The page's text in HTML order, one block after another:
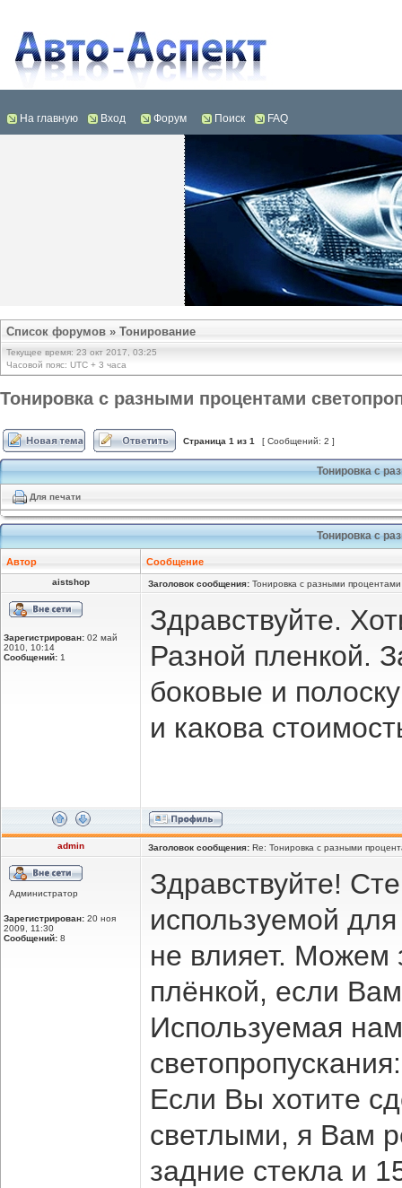
На главную Вход Форум Поиск FAQ
Список форумов » Тонирование
Текущее время: 23 окт 2017, 03:25
Часовой пояс: UTC + 3 часа
Тонировка с разными процентами
Страница 1 из 1 [ Сообщений: 2 ]
Тонировка с
Для печати
Тонировка с
Автор Сообщение
aistshop Заголовок сообщения: Тонировка с разными процентами
Зарегистрирован: 02 май
2010, 10:14
Сообщений: 1
Здравствуйте.
Разной пленкой.
боковые и
и какова
admin Заголовок сообщения: Re: Тонировка с разными
Администратор
Зарегистрирован: 20 ноя
2009, 11:30
Сообщений: 8
Здравствуйте!
используемой
не влияет. Можем
плёнкой, если
Используемая
Если Вы хотите
светлыми, я Вам
задние стекла и